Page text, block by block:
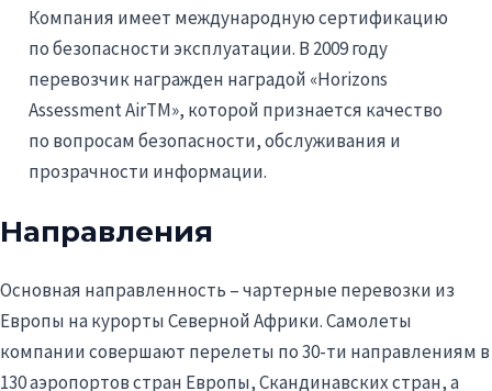
Компания имеет международную сертификацию
по безопасности эксплуатации. В 2009 году
перевозчик награжден наградой «Horizons
Assessment AirTM», которой признается качество
по вопросам безопасности, обслуживания и
прозрачности информации.
Направления
Основная направленность – чартерные перевозки из
Европы на курорты Северной Африки. Самолеты
компании совершают перелеты по 30-ти направлениям в
130 аэропортов стран Европы, Скандинавских стран, а